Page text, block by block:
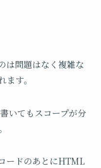
は問題はなく複雑な
す。
いてもスコープが分
ードのあとにHTML